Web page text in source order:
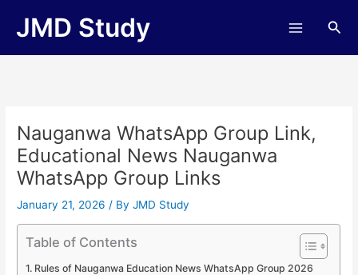
JMD Study
Nauganwa WhatsApp Group Link,
Educational News Nauganwa
WhatsApp Group Links
January 21, 2026/ ByJMD Study
Table of Contents
Rules of Nauganwa Education News WhatsApp Group 2026